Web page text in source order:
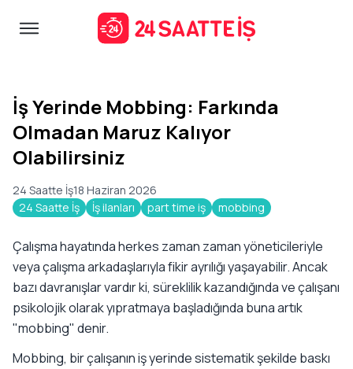
İş Yerinde Mobbing: Farkında
Olmadan Maruz Kalıyor
Olabilirsiniz
24 Saatte İş18 Haziran 2026
24 Saatte İş
İş ilanları part time iş mobbing
Çalışma hayatında herkes zaman zaman yöneticileriyle
veya çalışma arkadaşlarıyla fikir ayrılığı yaşayabilir. Ancak
bazı davranışlar vardır ki, süreklilik kazandığında ve çalışanı
psikolojik olarak yıpratmaya başladığında buna artık
"mobbing" denir.
Mobbing, bir çalışanın iş yerinde sistematik şekilde baskı